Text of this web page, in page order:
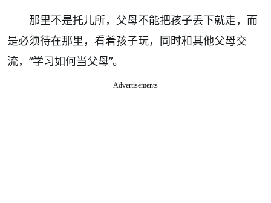
那里不是托儿所，父母不能把孩子丢下就走，而
是必须待在那里，看着孩子玩，同时和其他父母交
流，“学习如何当父母”。
Advertisements